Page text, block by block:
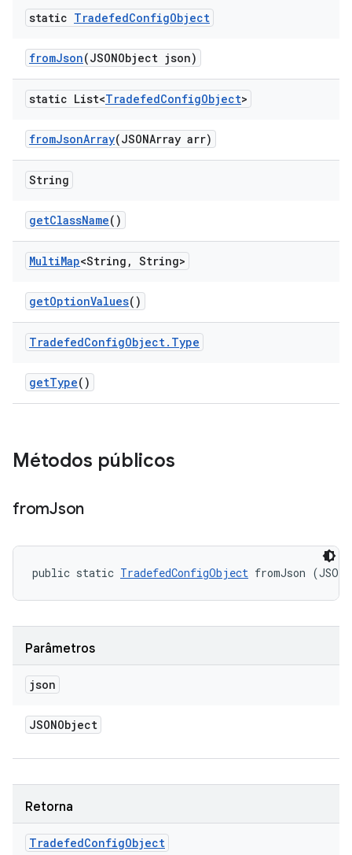
static TradefedConfigObject
fromJson(JSONObject json)
static List<TradefedConfigObject>
fromJsonArray(JSONArray arr)
String
getClassName()
MultiMap<String , String>
getOptionValues()
TradefedConfigObject. Type
getType()
Métodos públicos
fromJson
public static TradefedConfigObject fromJson
Parâmetros
json
JSONObject
Retorna
TradefedConfigObject